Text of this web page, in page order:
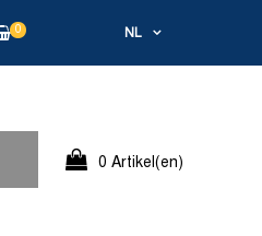
NL
0
0 Artikel(en)